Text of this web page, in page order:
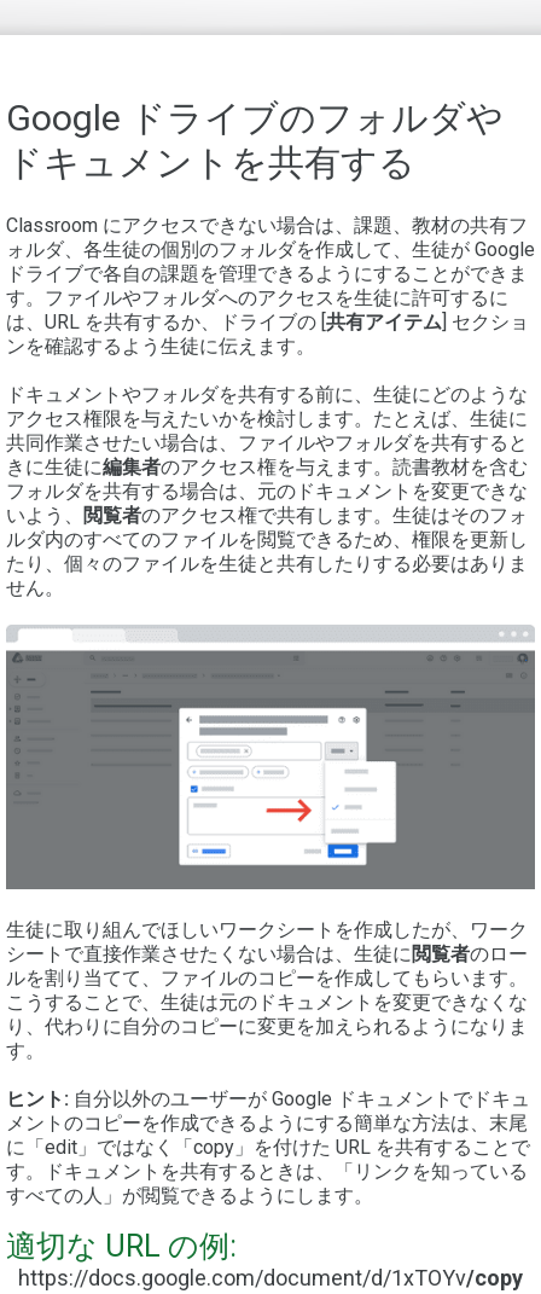
Google ドライブのフォルダや
ドキュメントを共有する
Classroom にアクセスできない場合は、課題、教材の共有フ
ォルダ、各生徒の個別のフォルダを作成して、生徒が Google
ドライブで各自の課題を管理できるようにすることができま
す。ファイルやフォルダへのアクセスを生徒に許可するに
は、URL を共有するか、ドライブの [共有アイテム] セクショ
ンを確認するよう生徒に伝えます。
ドキュメントやフォルダを共有する前に、生徒にどのような
アクセス権限を与えたいかを検討します。たとえば、生徒に
共同作業させたい場合は、ファイルやフォルダを共有すると
きに生徒に編集者のアクセス権を与えます。読書教材を含む
フォルダを共有する場合は、元のドキュメントを変更できな
いよう、
閲覧者のアクセス権で共有します。生徒はそのフォ
ルダ内のすべてのファイルを閲覧できるため、権限を更新し
たり、個々のファイルを生徒と共有したりする必要はありま
せん。
生徒に取り組んでほしいワークシートを作成したが、ワーク
シートで直接作業させたくない場合は、生徒に 閲覧者のロー
ルを割り当てて、ファイルのコピーを作成してもらいます。
こうすることで、生徒は元のドキュメントを変更できなくな
り、代わりに自分のコピーに変更を加えられるようになりま
す。
ヒント: 自分以外のユーザーが Google ドキュメントでドキュ
メントのコピーを作成できるようにする簡単な方法は、末尾
に「edit」ではなく「copy」を付けた URL を共有することで
す。ドキュメントを共有するときは、「リンクを知っている
すべての人」が閲覧できるようにします。
適切な URL の例:
https://docs.google.com/document/d/1xTOYv/copy